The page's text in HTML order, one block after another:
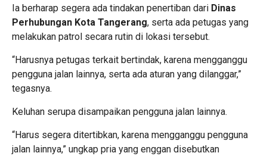
Ia berharap segera ada tindakan penertiban dari Dinas
Perhubungan Kota Tangerang, serta ada petugas yang
melakukan patrol secara rutin di lokasi tersebut.
“Harusnya petugas terkait bertindak, karena mengganggu
pengguna jalan lainnya, serta ada aturan yang dilanggar,”
tegasnya.
Keluhan serupa disampaikan pengguna jalan lainnya.
“Harus segera ditertibkan, karena mengganggu pengguna
jalan lainnya,” ungkap pria yang enggan disebutkan